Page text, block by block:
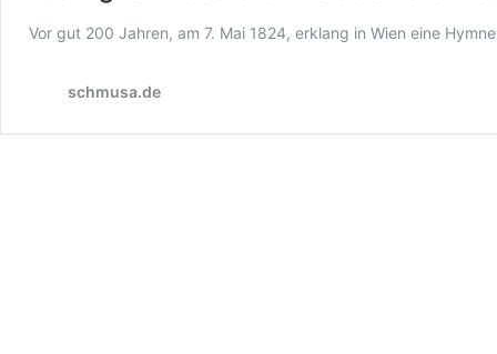
Vor gut 200 Jahren, am 7. Mai 1824, erklang in Wien eine
schmusa.de